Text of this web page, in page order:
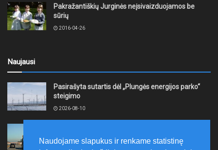
Pakražantiškių Jurginės neįsivaizduojamos be
sūrių
2016-04-26
Naujausi
Pasirašyta sutartis dėl „Plungės energijos parko“
steigimo
2026-08-10
degalinėse sumažėjo
Naudojame slapukus ir renkame statistinę